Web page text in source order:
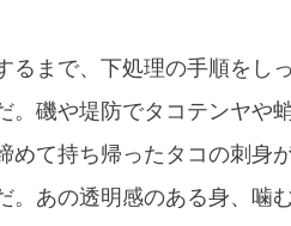
るまで、下処理の手順をし
。磯や堤防でタコテンヤや
めて持ち帰ったタコの刺身
。あの透明感のある身、噛